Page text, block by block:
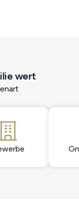
wert